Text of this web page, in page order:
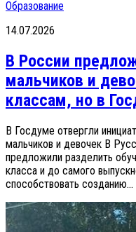
Образование
14.07.2026
В России
мальчиков и
классам, но в
В Госдуме отвергли
мальчиков и девочек В
предложили разделить
класса и до самого
способствовать созданию...